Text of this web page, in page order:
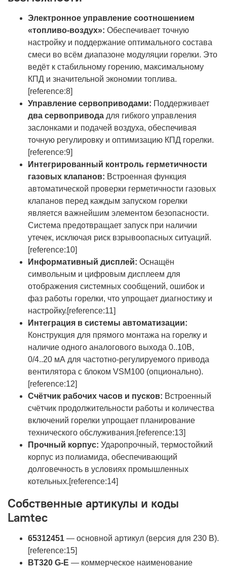
Электронное управление соотношением
«топливо-воздух»: Обеспечивает точную
настройку и поддержание оптимального состава
смеси во всём диапазоне модуляции горелки. Это
ведёт к стабильному горению, максимальному
КПД и значительной экономии топлива.
[reference:8]
Управление сервоприводами: Поддерживает
два сервопривода для гибкого управления
заслонками и подачей воздуха, обеспечивая
точную регулировку и оптимизацию КПД горелки.
[reference:9]
Интегрированный контроль герметичности
газовых клапанов: Встроенная функция
автоматической проверки герметичности газовых
клапанов перед каждым запуском горелки
является важнейшим элементом безопасности.
Система предотвращает запуск при наличии
утечек, исключая риск взрывоопасных ситуаций.
[reference:10]
Информативный дисплей: Оснащён
символьным и цифровым дисплеем для
отображения системных сообщений, ошибок и
фаз работы горелки, что упрощает диагностику и
настройку.[reference:11]
Интеграция в системы автоматизации:
Конструкция для прямого монтажа на горелку и
наличие одного аналогового выхода 0..10В,
0/4..20 мА для частотно-регулируемого привода
вентилятора с блоком VSM100 (опционально).
[reference:12]
Счётчик рабочих часов и пусков: Встроенный
счётчик продолжительности работы и количества
включений горелки упрощает планирование
технического обслуживания.[reference:13]
Прочный корпус: Ударопрочный, термостойкий
корпус из полиамида, обеспечивающий
долговечность в условиях промышленных
котельных.[reference:14]
Собственные артикулы и коды
Lamtec
65312451 — основной артикул (версия для 230 В).
[reference:15]
BT320 G-E — коммерческое наименование